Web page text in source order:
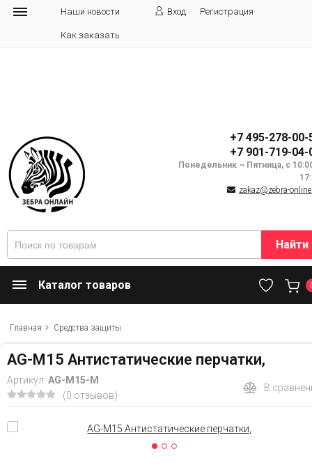
Наши новости Вход Регистрация
Как заказать
+7 495-278-00-
+7 901-719-04-
Понедельник ~ Пятница, с
zakaz@zebra-
Найти
Каталог товаров
Главная Средства защиты
AG-M15 Антистатические перчатки,
Артикул: AG-M15-М
(0 отзывов)
В